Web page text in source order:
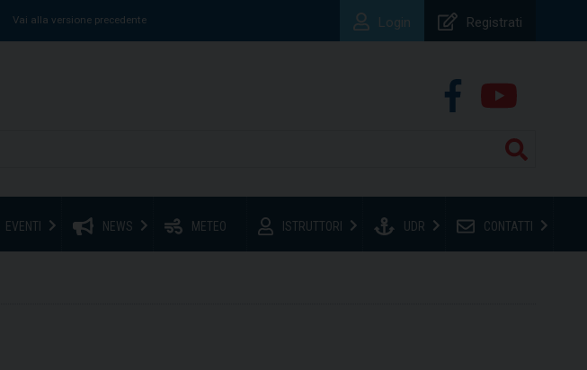
Vai alla versione precedente Registrati
Login
EVENTI NEWS METEO ISTRUTTORI UDR CONTATTI